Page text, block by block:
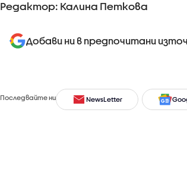
Редактор: Калина Петкова
Добави ни в предпочитани
Последвайте ни NewsLetter